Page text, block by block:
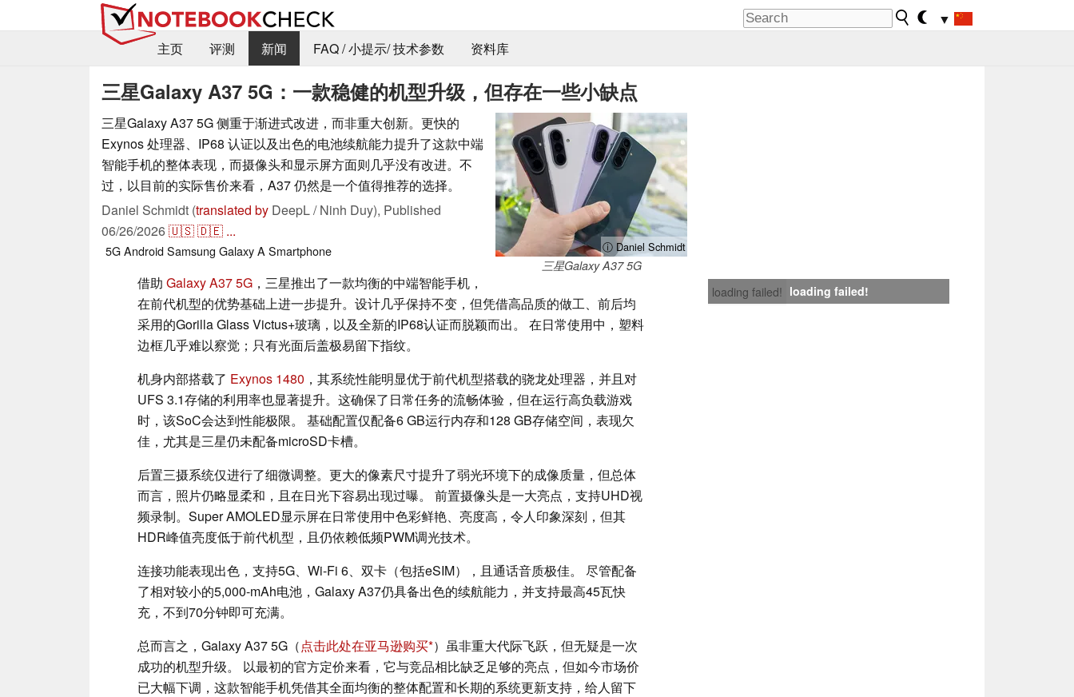
▼
主页
评测 新闻 FAQ / 小提示/ 技术参数 资料库
三星Galaxy A37 5G：一款稳健的机型升级，但存在一些小缺点
ⓘ Daniel Schmidt
三星Galaxy A37 5G
三星Galaxy A37 5G 侧重于渐进式改进，而非重大创新。更快的
Exynos 处理器、IP68 认证以及出色的电池续航能力提升了这款中端
智能手机的整体表现，而摄像头和显示屏方面则几乎没有改进。不
过，以目前的实际售价来看，A37 仍然是一个值得推荐的选择。
Daniel Schmidt (translated by DeepL / Ninh Duy), Published
06/26/2026🇺🇸🇩🇪 ...
5GAndroidSamsung Galaxy A Smartphone
loading failed! loading failed!
借助 Galaxy A37 5G ，三星推出了一款均衡的中端智能手机，
在前代机型的优势基础上进一步提升。设计几乎保持不变，但凭借高品质的做工、前后均
采用的Gorilla Glass Victus+玻璃，以及全新的IP68认证而脱颖而出。 在日常使用中，塑料
边框几乎难以察觉；只有光面后盖极易留下指纹。
机身内部搭载了 Exynos 1480 ，其系统性能明显优于前代机型搭载的骁龙处理器，并且对
UFS 3.1存储的利用率也显著提升。这确保了日常任务的流畅体验，但在运行高负载游戏
时，该SoC会达到性能极限。 基础配置仅配备6 GB运行内存和128 GB存储空间，表现欠
佳，尤其是三星仍未配备microSD卡槽。
后置三摄系统仅进行了细微调整。更大的像素尺寸提升了弱光环境下的成像质量，但总体
而言，照片仍略显柔和，且在日光下容易出现过曝。 前置摄像头是一大亮点，支持UHD视
频录制。Super AMOLED显示屏在日常使用中色彩鲜艳、亮度高，令人印象深刻，但其
HDR峰值亮度低于前代机型，且仍依赖低频PWM调光技术。
连接功能表现出色，支持5G、Wi-Fi 6、双卡（包括eSIM），且通话音质极佳。 尽管配备
了相对较小的5,000-mAh电池，Galaxy A37仍具备出色的续航能力，并支持最高45瓦快
充，不到70分钟即可充满。
总而言之，Galaxy A37 5G（点击此处在亚马逊购买 ）虽非重大代际飞跃，但无疑是一次
成功的机型升级。 以最初的官方定价来看，它与竞品相比缺乏足够的亮点，但如今市场价
已大幅下调，这款智能手机凭借其全面均衡的整体配置和长期的系统更新支持，给人留下